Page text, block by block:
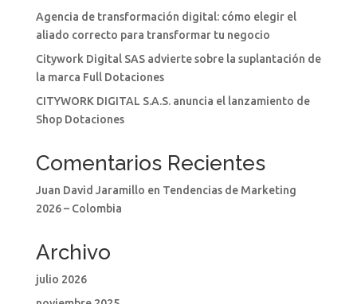
Agencia de transformación digital: cómo elegir el
aliado correcto para transformar tu negocio
Citywork Digital SAS advierte sobre la suplantación de
la marca Full Dotaciones
CITYWORK DIGITAL S.A.S. anuncia el lanzamiento de
Shop Dotaciones
Comentarios Recientes
Juan David Jaramillo en Tendencias de Marketing
2026 – Colombia
Archivo
julio 2026